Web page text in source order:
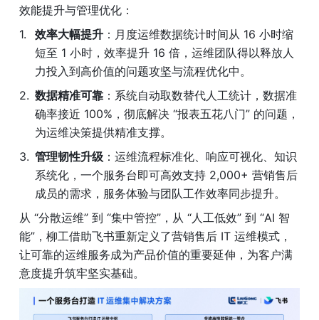
效能提升与管理优化：
效率大幅提升 ：月度运维数据统计时间从 16 小时缩
短至 1 小时，效率提升 16 倍，运维团队得以释放人
力投入到高价值的问题攻坚与流程优化中。
数据精准可靠 ：系统自动取数替代人工统计，数据准
确率接近 100%，彻底解决 “报表五花八门” 的问题，
为运维决策提供精准支撑。
管理韧性升级 ：运维流程标准化、响应可视化、知识
系统化，一个服务台即可高效支持 2,000+ 营销售后
成员的需求，服务体验与团队工作效率同步提升。
从 “分散运维” 到 “集中管控”，从 “人工低效” 到 “AI 智
能”，柳工借助飞书重新定义了营销售后 IT 运维模式，
让可靠的运维服务成为产品价值的重要延伸，为客户满
意度提升筑牢坚实基础。